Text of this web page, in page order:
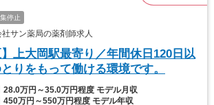
停止
サン薬局の薬剤師求人
】上大岡駅最寄り／年間休日120日以
りをもって働ける環境です。
28.0万円～35.0万円程度 モデル月収
450万円～550万円程度 モデル年収